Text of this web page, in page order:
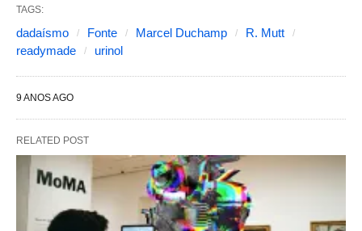
TAGS:
dadaísmo Fonte Marcel Duchamp
R. Mutt
readymade
urinol
9 ANOS AGO
RELATED POST